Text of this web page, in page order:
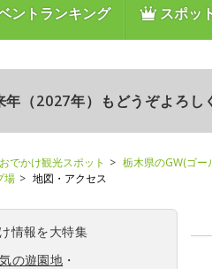
ントランキング スポッ
（2027年）もどうぞよろし
でかけ観光スポット
栃木県のGW(ゴー
場 地図・アクセス
情報を大特集
の遊園地 ・